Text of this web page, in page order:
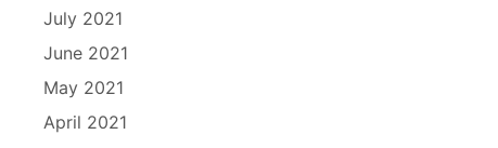
July 2021
June 2021
May 2021
April 2021